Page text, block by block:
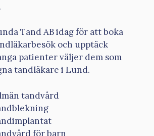
Tand AB idag för att boka
och upptäck
patienter väljer dem som
tandläkare i Lund.
tandvård
för barn